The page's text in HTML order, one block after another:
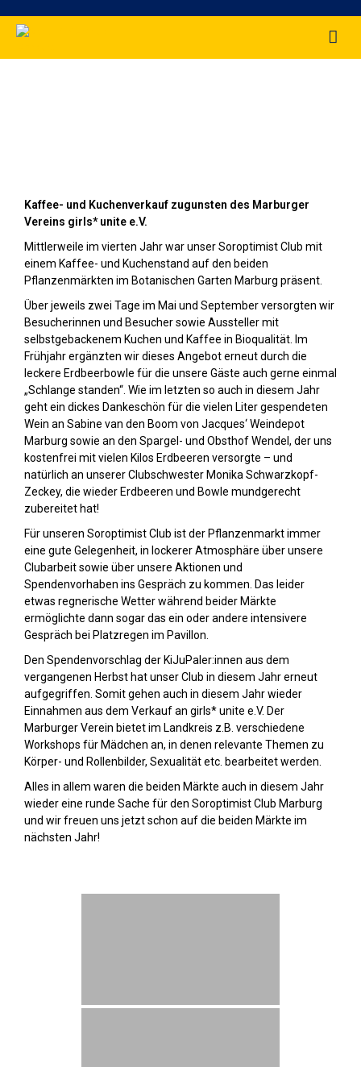
Kaffee- und Kuchenverkauf zugunsten des Marburger
Vereins girls* unite e.V.
Mittlerweile im vierten Jahr war unser Soroptimist Club mit
einem Kaffee- und Kuchenstand auf den beiden
Pflanzenmärkten im Botanischen Garten Marburg präsent.
Über jeweils zwei Tage im Mai und September versorgten wir
Besucherinnen und Besucher sowie Aussteller mit
selbstgebackenem Kuchen und Kaffee in Bioqualität. Im
Frühjahr ergänzten wir dieses Angebot erneut durch die
leckere Erdbeerbowle für die unsere Gäste auch gerne einmal
„Schlange standen“. Wie im letzten so auch in diesem Jahr
geht ein dickes Dankeschön für die vielen Liter gespendeten
Wein an Sabine van den Boom von Jacques‘ Weindepot
Marburg sowie an den Spargel- und Obsthof Wendel, der uns
kostenfrei mit vielen Kilos Erdbeeren versorgte – und
natürlich an unserer Clubschwester Monika Schwarzkopf-
Zeckey, die wieder Erdbeeren und Bowle mundgerecht
zubereitet hat!
Für unseren Soroptimist Club ist der Pflanzenmarkt immer
eine gute Gelegenheit, in lockerer Atmosphäre über unsere
Clubarbeit sowie über unsere Aktionen und
Spendenvorhaben ins Gespräch zu kommen. Das leider
etwas regnerische Wetter während beider Märkte
ermöglichte dann sogar das ein oder andere intensivere
Gespräch bei Platzregen im Pavillon.
Den Spendenvorschlag der KiJuPaler:innen aus dem
vergangenen Herbst hat unser Club in diesem Jahr erneut
aufgegriffen. Somit gehen auch in diesem Jahr wieder
Einnahmen aus dem Verkauf an girls* unite e.V. Der
Marburger Verein bietet im Landkreis z.B. verschiedene
Workshops für Mädchen an, in denen relevante Themen zu
Körper- und Rollenbilder, Sexualität etc. bearbeitet werden.
Alles in allem waren die beiden Märkte auch in diesem Jahr
wieder eine runde Sache für den Soroptimist Club Marburg
und wir freuen uns jetzt schon auf die beiden Märkte im
nächsten Jahr!